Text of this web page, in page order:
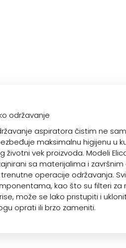
održavanje
aspiratora čistim ne
maksimalnu higijenu u
životni vek proizvoda. Modeli
sa materijalima i
trenutne operacije održavanja.
kao što su filteri za
može se lako pristupiti i
oprati ili brzo zameniti.